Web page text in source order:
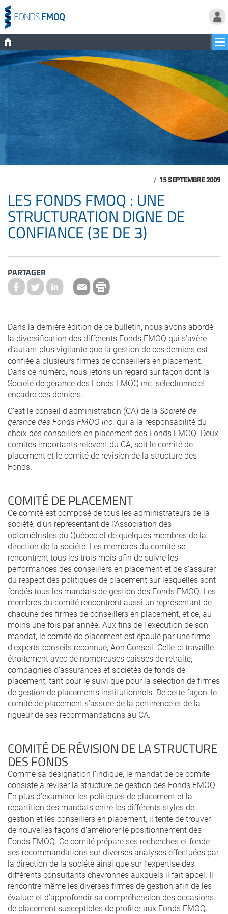
/ 15 SEPTEMBRE 2009
LES FONDS FMOQ : UNE
STRUCTURATION DIGNE DE
CONFIANCE (3E DE 3)
PARTAGER
Dans la dernière édition de ce bulletin, nous avons abordé
la diversification des différents Fonds FMOQ qui s’avère
d’autant plus vigilante que la gestion de ces derniers est
confiée à plusieurs firmes de conseillers en placement.
Dans ce numéro, nous jetons un regard sur façon dont la
Société de gérance des Fonds FMOQ inc. sélectionne et
encadre ces derniers.
C’est le conseil d’administration (CA) de la Société de
gérance des Fonds FMOQ inc. qui a la responsabilité du
choix des conseillers en placement des Fonds FMOQ. Deux
comités importants relèvent du CA, soit le comité de
placement et le comité de revision de la structure des
Fonds.
COMITÉ DE PLACEMENT
Ce comité est composé de tous les administrateurs de la
société, d’un représentant de l’Association des
optométristes du Québec et de quelques membres de la
direction de la société. Les membres du comité se
rencontrent tous les trois mois afin de suivre les
performances des conseillers en placement et de s’assurer
du respect des politiques de placement sur lesquelles sont
fondés tous les mandats de gestion des Fonds FMOQ. Les
membres du comité rencontrent aussi un représentant de
chacune des firmes de conseillers en placement, et ce, au
moins une fois par année. Aux fins de l’exécution de son
mandat, le comité de placement est épaulé par une firme
d’experts-conseils reconnue, Aon Conseil. Celle-ci travaille
étroitement avec de nombreuses caisses de retraite,
compagnies d’assurances et sociétés de fonds de
placement, tant pour le suivi que pour la sélection de firmes
de gestion de placements institutionnels. De cette façon, le
comité de placement s’assure de la pertinence et de la
rigueur de ses recommandations au CA.
COMITÉ DE RÉVISION DE LA STRUCTURE
DES FONDS
Comme sa désignation l’indique, le mandat de ce comité
consiste à réviser la structure de gestion des Fonds FMOQ.
En plus d’examiner les politiques de placement et la
répartition des mandats entre les différents styles de
gestion et les conseillers en placement, il tente de trouver
de nouvelles façons d’améliorer le positionnement des
Fonds FMOQ. Ce comité prépare ses recherches et fonde
ses recommandations sur diverses analyses effectuées par
la direction de la société ainsi que sur l’expertise des
différents consultants chevronnés auxquels il fait appel. Il
rencontre même les diverses firmes de gestion afin de les
évaluer et d’approfondir sa compréhension des occasions
de placement susceptibles de profiter aux Fonds FMOQ.